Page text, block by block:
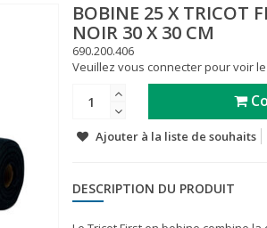
BOBINE 25 X TRICOT
NOIR 30 X 30 CM
690.200.406
Veuillez vous connecter pour voir
Ajouter à la liste de souhaits
DESCRIPTION DU PRODUIT